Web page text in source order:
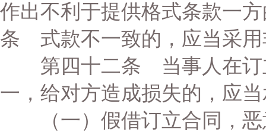
作出不利于提供格式条款一
条 式款不一致的，应当采用
第四十二条 当事人在订
一，给对方造成损失的，应
（一）假借订立合同，恶